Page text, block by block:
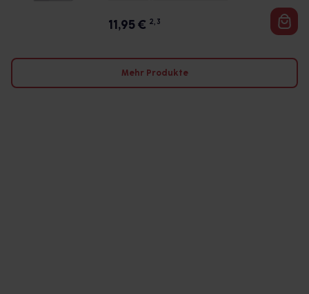
11,95€ 2, 3
Mehr Produkte